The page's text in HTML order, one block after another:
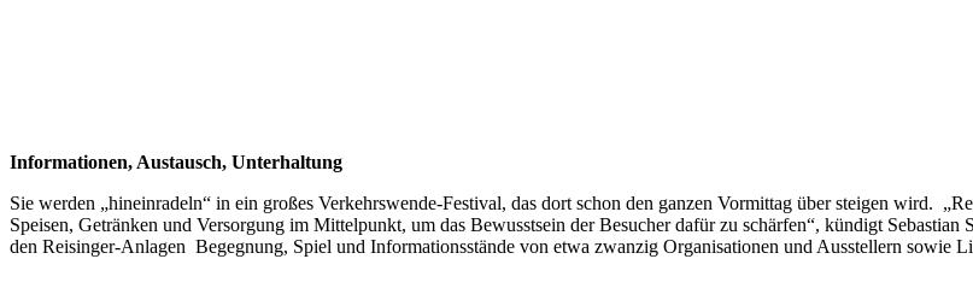
Informationen, Austausch, Unterhaltung
Sie werden „hineinradeln“ in ein großes Verkehrswende-Festival, das dort schon den ganzen Vormittag über steigen wird.
Speisen, Getränken und Versorgung im Mittelpunkt, um das Bewusstsein der Besucher dafür zu schärfen“, kündigt
den Reisinger-Anlagen Begegnung, Spiel und Informationsstände von etwa zwanzig Organisationen und Ausstellern sowie